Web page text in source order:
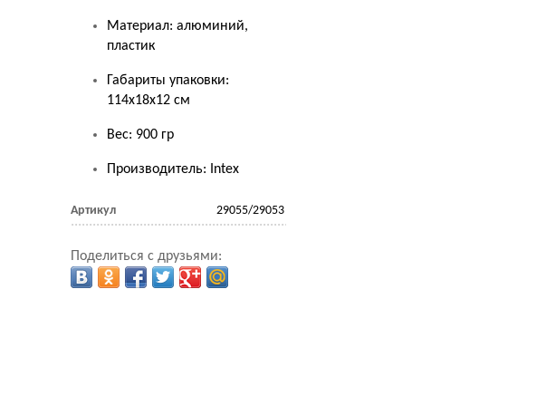
Материал: алюминий,
пластик
Габариты упаковки:
114х18х12 см
Вес: 900 гр
Производитель: Intex
Артикул 29055/29053
Поделиться с друзьями: